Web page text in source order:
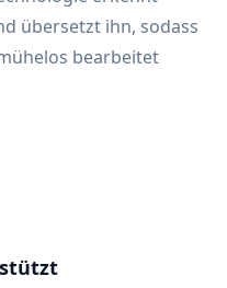
übersetzt ihn, sodass
bearbeitet